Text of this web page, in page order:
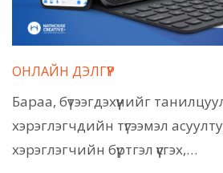
ОНЛАЙН ДЭЛГҮҮР
Бараа, бүтээгдэхүүнийг
хэрэглэгчдийн түгээмэл
хэрэглэгчийн бүртгэл үүсгэх,…